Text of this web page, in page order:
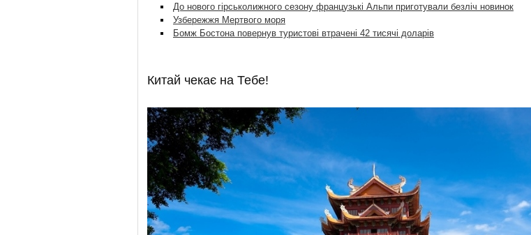
До нового гірськолижного сезону французькі Альпи приготували безліч новинок
Узбережжя Мертвого моря
Бомж Бостона повернув туристові втрачені 42 тисячі доларів
Китай чекає на Тебе!